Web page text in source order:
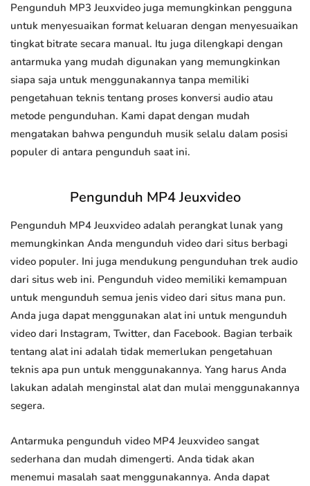
Pengunduh MP3 Jeuxvideo juga memungkinkan pengguna
untuk menyesuaikan format keluaran dengan menyesuaikan
tingkat bitrate secara manual. Itu juga dilengkapi dengan
antarmuka yang mudah digunakan yang memungkinkan
siapa saja untuk menggunakannya tanpa memiliki
pengetahuan teknis tentang proses konversi audio atau
metode pengunduhan. Kami dapat dengan mudah
mengatakan bahwa pengunduh musik selalu dalam posisi
populer di antara pengunduh saat ini.
Pengunduh MP4 Jeuxvideo
Pengunduh MP4 Jeuxvideo adalah perangkat lunak yang
memungkinkan Anda mengunduh video dari situs berbagi
video populer. Ini juga mendukung pengunduhan trek audio
dari situs web ini. Pengunduh video memiliki kemampuan
untuk mengunduh semua jenis video dari situs mana pun.
Anda juga dapat menggunakan alat ini untuk mengunduh
video dari Instagram, Twitter, dan Facebook. Bagian terbaik
tentang alat ini adalah tidak memerlukan pengetahuan
teknis apa pun untuk menggunakannya. Yang harus Anda
lakukan adalah menginstal alat dan mulai menggunakannya
segera.
Antarmuka pengunduh video MP4 Jeuxvideo sangat
sederhana dan mudah dimengerti. Anda tidak akan
menemui masalah saat menggunakannya. Anda dapat